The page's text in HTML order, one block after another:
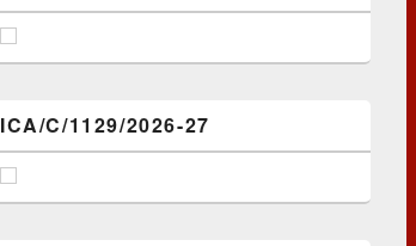
ICA/C/1129/2026-27